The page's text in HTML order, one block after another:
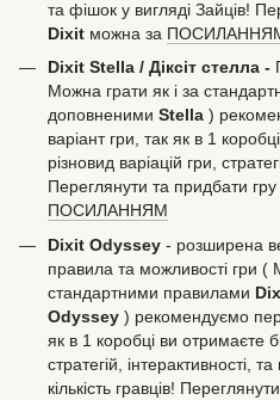
та фішок у вигляді Зайців!
Dixit можна за
Dixit Stella / Діксіт стелла -
Можна грати як і за
доповненими Stella )
варіант гри, так як в 1
різновид варіацій гри,
Переглянути та придбати гру
ПОСИЛАННЯМ
Dixit Odyssey - розширена
правила та можливості гри (
стандартними правилами
Odyssey ) рекомендуємо
як в 1 коробці ви отримаєте
стратегій, інтерактивності,
кількість гравців!